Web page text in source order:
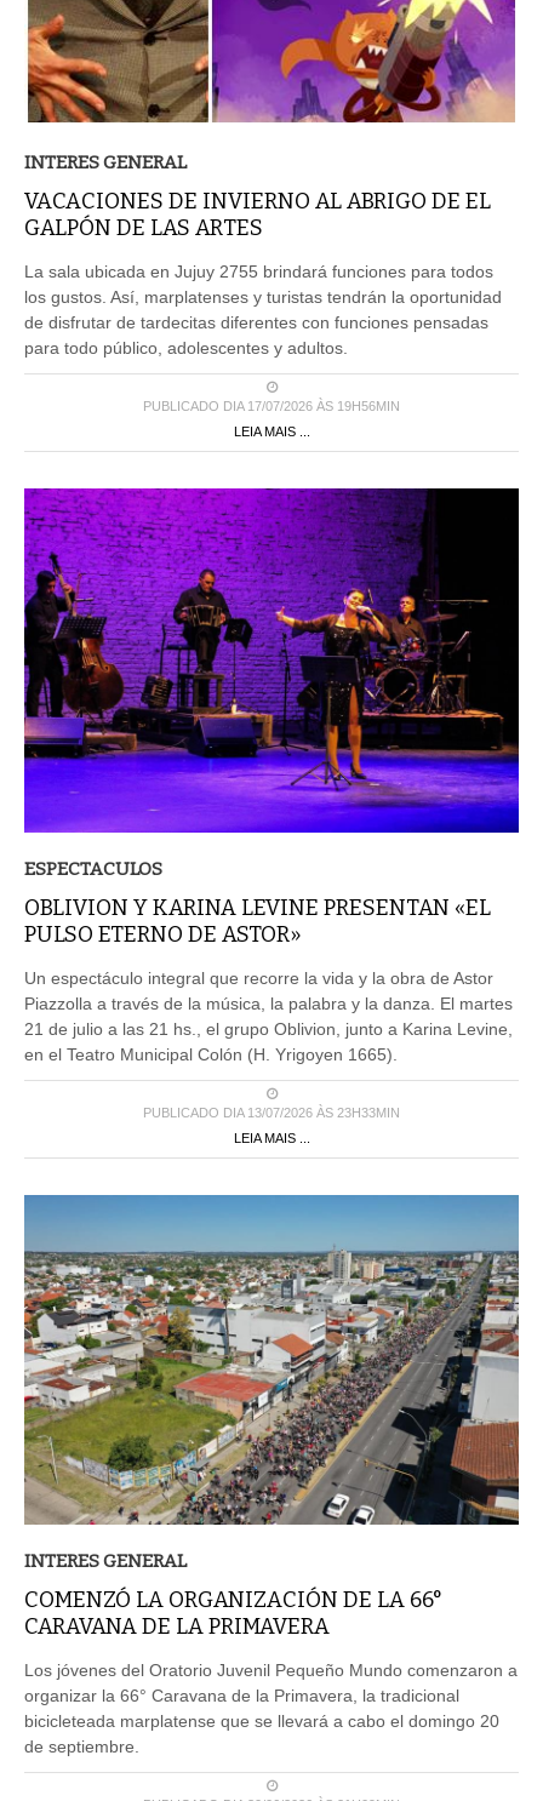
INTERES GENERAL
VACACIONES DE INVIERNO AL ABRIGO DE EL
GALPÓN DE LAS ARTES
La sala ubicada en Jujuy 2755 brindará funciones para todos
los gustos. Así, marplatenses y turistas tendrán la oportunidad
de disfrutar de tardecitas diferentes con funciones pensadas
para todo público, adolescentes y adultos.
PUBLICADO DIA 17/07/2026 ÀS 19H56MIN
LEIA MAIS ...
ESPECTACULOS
OBLIVION Y KARINA LEVINE PRESENTAN «EL
PULSO ETERNO DE ASTOR»
Un espectáculo integral que recorre la vida y la obra de Astor
Piazzolla a través de la música, la palabra y la danza. El martes
21 de julio a las 21 hs., el grupo Oblivion, junto a Karina Levine,
en el Teatro Municipal Colón (H. Yrigoyen 1665).
PUBLICADO DIA 13/07/2026 ÀS 23H33MIN
LEIA MAIS ...
INTERES GENERAL
COMENZÓ LA ORGANIZACIÓN DE LA 66°
CARAVANA DE LA PRIMAVERA
Los jóvenes del Oratorio Juvenil Pequeño Mundo comenzaron a
organizar la 66° Caravana de la Primavera, la tradicional
bicicleteada marplatense que se llevará a cabo el domingo 20
de septiembre.